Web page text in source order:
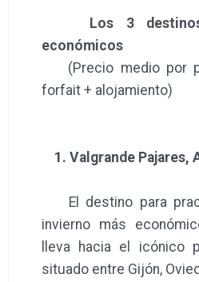
Los 3
económicos
(Precio medio por
forfait + alojamiento)
1. Valgrande Pajares,
El destino para
invierno más
lleva hacia el icónico
situado entre Gijón,